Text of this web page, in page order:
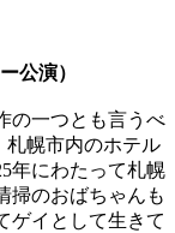
公演）
の一つとも言うべ
札幌市内のホテル
年にわたって札幌
掃のおばちゃんも
ゲイとして生きて